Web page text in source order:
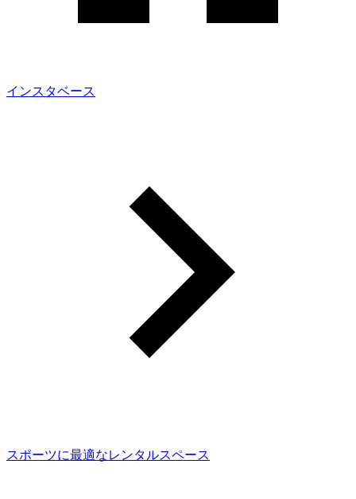
インスタベース
スポーツに最適なレンタルスペース